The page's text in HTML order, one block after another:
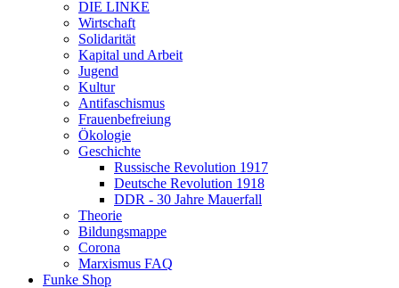
DIE LINKE
Wirtschaft
Solidarität
Kapital und Arbeit
Jugend
Kultur
Antifaschismus
Frauenbefreiung
Ökologie
Geschichte
Russische Revolution 1917
Deutsche Revolution 1918
DDR - 30 Jahre Mauerfall
Theorie
Bildungsmappe
Corona
Marxismus FAQ
Funke Shop